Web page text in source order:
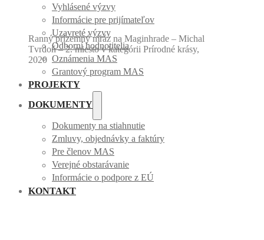
Vyhlásené výzvy
Informácie pre prijímateľov
Uzavreté výzvy
Odborní hodnotitelia
Oznámenia MAS
Grantový program MAS
PROJEKTY
DOKUMENTY
Dokumenty na stiahnutie
Zmluvy, objednávky a faktúry
Pre členov MAS
Verejné obstarávanie
Informácie o podpore z EÚ
KONTAKT
Ranný prízemný mráz na Maginhrade – Michal
Tvrdoň – 2. miesto v kategórii Prírodné krásy,
2020